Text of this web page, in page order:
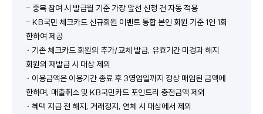
- 중복 참여 시 발급월 기준 가장 앞선 신청 건 자동 적용
- KB국민 체크카드 신규회원 이벤트 통합 본인 회원 기준 1인 1회
한하여 제공
· 기존 체크카드 회원의 추가/교체 발급, 유효기간 미경과 해지
회원의 재발급 시 대상 제외
· 이용금액은 이용기간 종료 후 3영업일까지 정상 매입된 금액에
한하며, 매출취소 및 KB국민카드 포인트리 충전금액 제외
· 혜택 지급 전 해지, 거래정지, 연체 시 대상에서 제외